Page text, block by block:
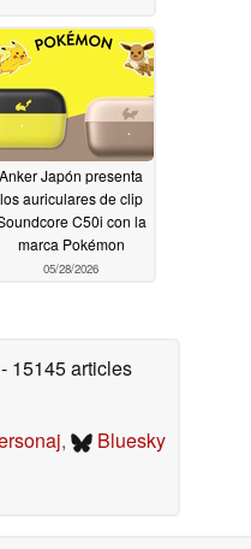
Anker Japón presenta
los auriculares de clip
C50i con la
marca Pokémon
05/28/2026
- 15145 articles
, Bluesky